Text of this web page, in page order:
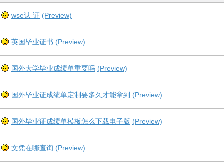
wse认 证 (Preview)
英国毕业证书 (Preview)
国外大学毕业成绩单重要吗 (Preview)
国外毕业证成绩单定制要多久才能拿到 (Preview)
国外毕业证成绩单模板怎么下载电子版 (Preview)
文凭在哪查询 (Preview)